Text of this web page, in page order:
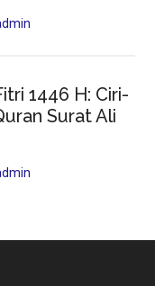
1446 H: Ciri-
Surat Ali